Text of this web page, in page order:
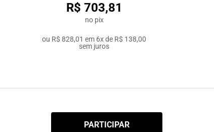
R$ 703,81
no pix
ou R$ 828,01 em 6x de R$ 138,00
sem juros